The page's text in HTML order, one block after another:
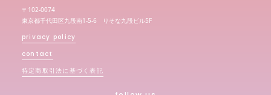
〒102-0074
東京都千代田区九段南1-5-6 りそな九段ビル5F
privacy policy
contact
特定商取引法に基づく表記